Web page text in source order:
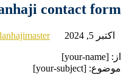
contact form
اکتبر 5, 2024
موضوع: [your-subject]